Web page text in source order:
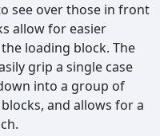
see over those in front
allow for easier
loading block. The
grip a single case
into a group of
and allows for a